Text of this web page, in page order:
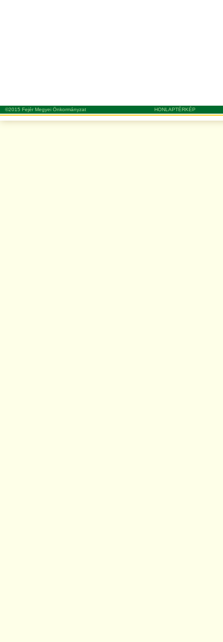
©2015 Fejér Megyei Önkormányzat HONLAPTÉRKÉP